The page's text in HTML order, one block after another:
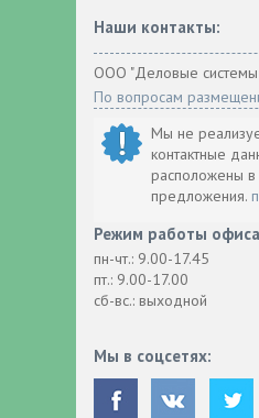
Наши контакты:
ООО "Деловые системы
По вопросам
Мы не
контактные
расположены в
предложения.
Режим работы
пн-чт.: 9.00-17.45
пт.: 9.00-17.00
сб-вс.: выходной
Мы в соцсетях: